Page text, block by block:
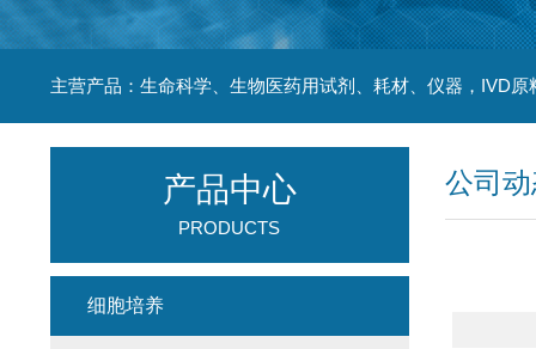
主营产品：生命科学、生物医药用试剂、耗材、仪器，IVD原
公司
产品中心
PRODUCTS
细胞培养